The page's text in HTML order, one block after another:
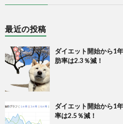
最近の投稿
ダイエット開始から1
肪率は2.3％減！
ダイエット開始から1
率は2.5％減！